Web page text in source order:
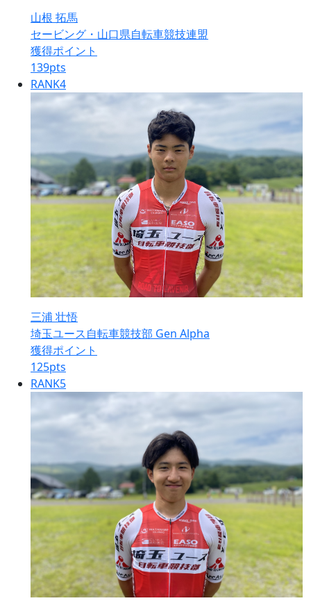
山根 拓馬
セービング・山口県自転車競技連盟
獲得ポイント
139pts
RANK4
三浦 壮悟
埼玉ユース自転車競技部 Gen Alpha
獲得ポイント
125pts
RANK5